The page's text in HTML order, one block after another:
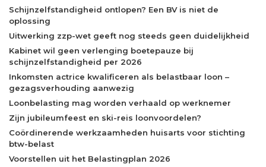
Schijnzelfstandigheid ontlopen? Een BV is niet de
oplossing
Uitwerking zzp-wet geeft nog steeds geen duidelijkheid
Kabinet wil geen verlenging boetepauze bij
schijnzelfstandigheid per 2026
Inkomsten actrice kwalificeren als belastbaar loon –
gezagsverhouding aanwezig
Loonbelasting mag worden verhaald op werknemer
Zijn jubileumfeest en ski-reis loonvoordelen?
Coördinerende werkzaamheden huisarts voor stichting
btw-belast
Voorstellen uit het Belastingplan 2026